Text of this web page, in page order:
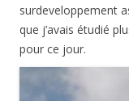
surdeveloppement
que j’avais étudié
pour ce jour.